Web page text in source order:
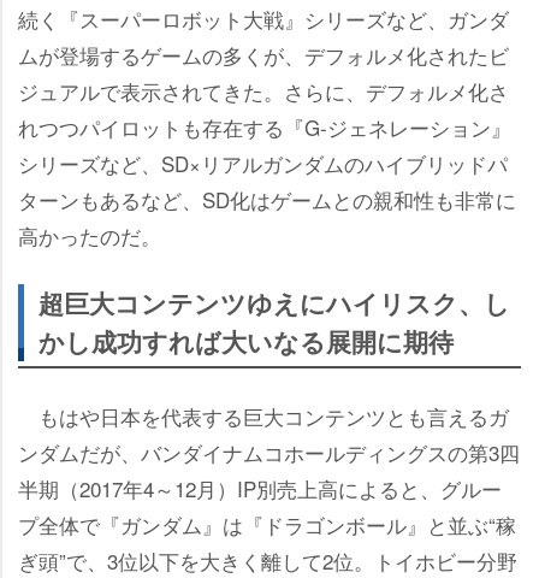
続く『スーパーロボット大戦』シリーズなど、ガンダ
ムが登場するゲームの多くが、デフォルメ化されたビ
ジュアルで表示されてきた。さらに、デフォルメ化さ
れつつパイロットも存在する『G‐ジェネレーション』
シリーズなど、SD×リアルガンダムのハイブリッドパ
ターンもあるなど、SD化はゲームとの親和性も非常に
高かったのだ。
超巨大コンテンツゆえにハイリスク、し
かし成功すれば大いなる展開に期待
もはや日本を代表する巨大コンテンツとも言えるガ
ンダムだが、バンダイナムコホールディングスの第3四
半期（2017年4～12月）IP別売上高によると、グルー
プ全体で『ガンダム』は『ドラゴンボール』と並ぶ“稼
ぎ頭”で、3位以下を大きく離して2位。トイホビー分野